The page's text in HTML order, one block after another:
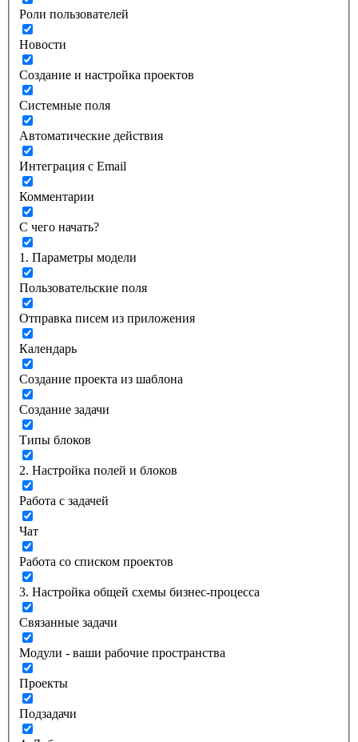
Роли пользователей
Новости
Создание и настройка проектов
Системные поля
Автоматические действия
Интеграция с Email
Комментарии
С чего начать?
1. Параметры модели
Пользовательские поля
Отправка писем из приложения
Календарь
Создание проекта из шаблона
Создание задачи
Типы блоков
2. Настройка полей и блоков
Работа с задачей
Чат
Работа со списком проектов
3. Настройка общей схемы бизнес-процесса
Связанные задачи
Модули - ваши рабочие пространства
Проекты
Подзадачи